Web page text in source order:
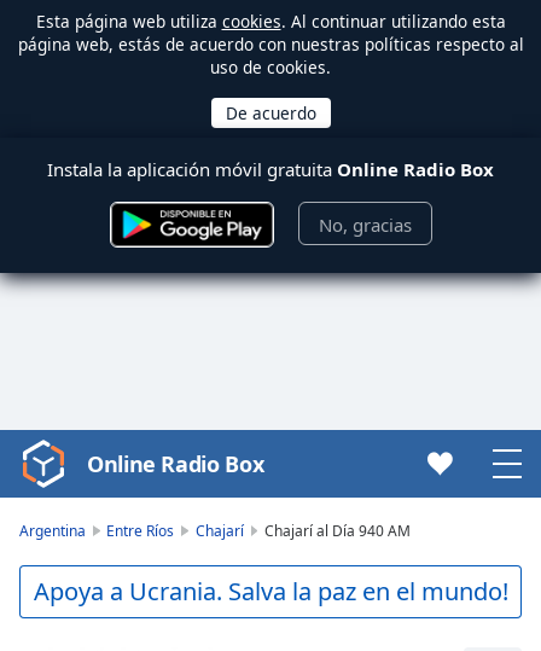
Esta página web utiliza cookies. Al continuar utilizando esta
página web, estás de acuerdo con nuestras políticas respecto al
uso de cookies.
Instala la aplicación móvil gratuita Online Radio Box
No, gracias
Video
Player
Play
Video
Online Radio Box
Argentina Entre Ríos Chajarí Chajarí al Día 940 AM
Apoya a Ucrania. Salva la paz en el mundo!